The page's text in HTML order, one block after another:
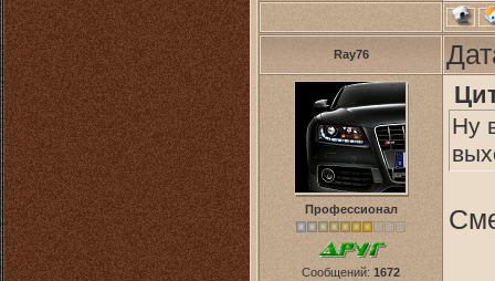
Ray76
Профессионал
Сообщений: 1672
Ну